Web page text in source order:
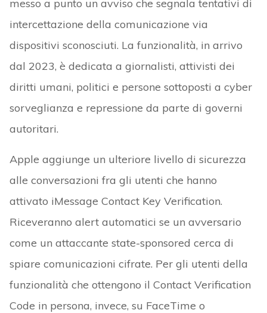
messo a punto un avviso che segnala tentativi di
intercettazione della comunicazione via
dispositivi sconosciuti. La funzionalità, in arrivo
dal 2023, è dedicata a giornalisti, attivisti dei
diritti umani, politici e persone sottoposti a cyber
sorveglianza e repressione da parte di governi
autoritari.
Apple aggiunge un ulteriore livello di sicurezza
alle conversazioni fra gli utenti che hanno
attivato iMessage Contact Key Verification.
Riceveranno alert automatici se un avversario
come un attaccante state-sponsored cerca di
spiare comunicazioni cifrate. Per gli utenti della
funzionalità che ottengono il Contact Verification
Code in persona, invece, su FaceTime o